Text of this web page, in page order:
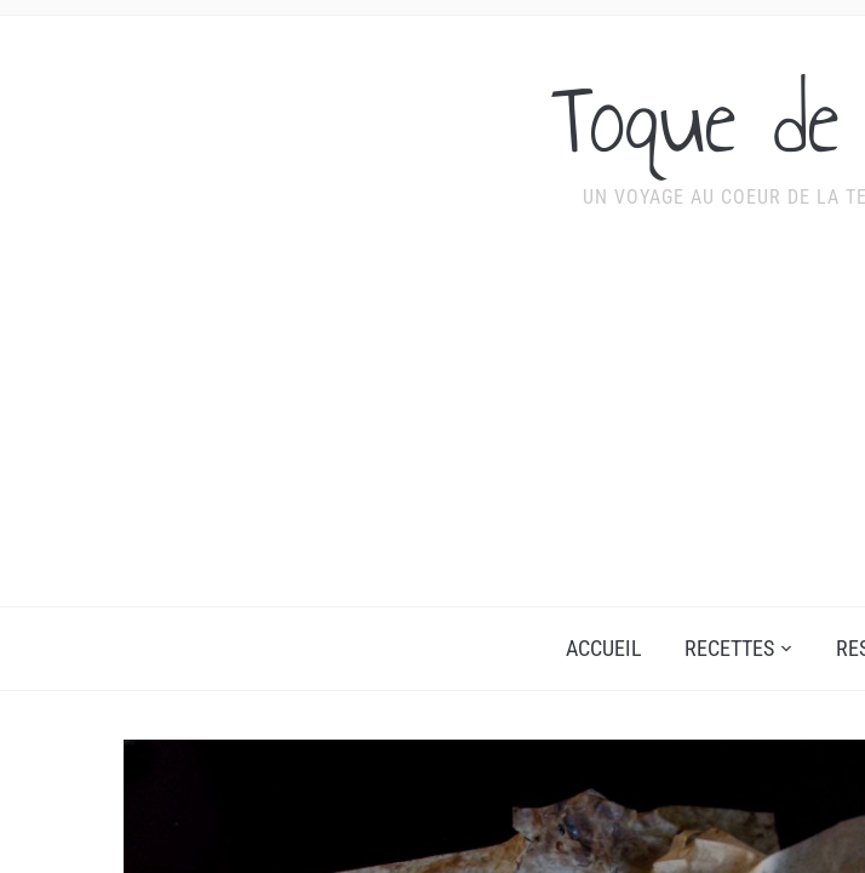
Toque
UN VOYAGE AU COEUR DE LA
ACCUEIL RECETTES